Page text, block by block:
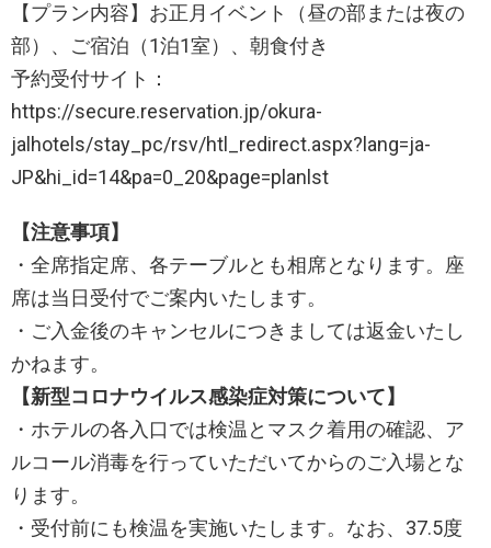
【プラン内容】お正月イベント（昼の部または夜の
部）、ご宿泊（1泊1室）、朝食付き
予約受付サイト：
https://secure.reservation.jp/okura-
jalhotels/stay_pc/rsv/htl_redirect.aspx?lang=ja-
JP&hi_id=14&pa=0_20&page=planlst
【注意事項】
・全席指定席、各テーブルとも相席となります。座
席は当日受付でご案内いたします。
・ご入金後のキャンセルにつきましては返金いたし
かねます。
【新型コロナウイルス感染症対策について】
・ホテルの各入口では検温とマスク着用の確認、ア
ルコール消毒を行っていただいてからのご入場とな
ります。
・受付前にも検温を実施いたします。なお、37.5度